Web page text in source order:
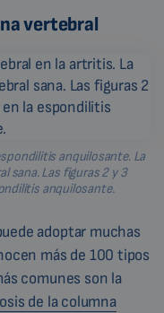
vertebral
anquilosante. La
sana. Las figuras 2 y 3
anquilosante.
adoptar muchas
más de 100 tipos
comunes son la
de la columna